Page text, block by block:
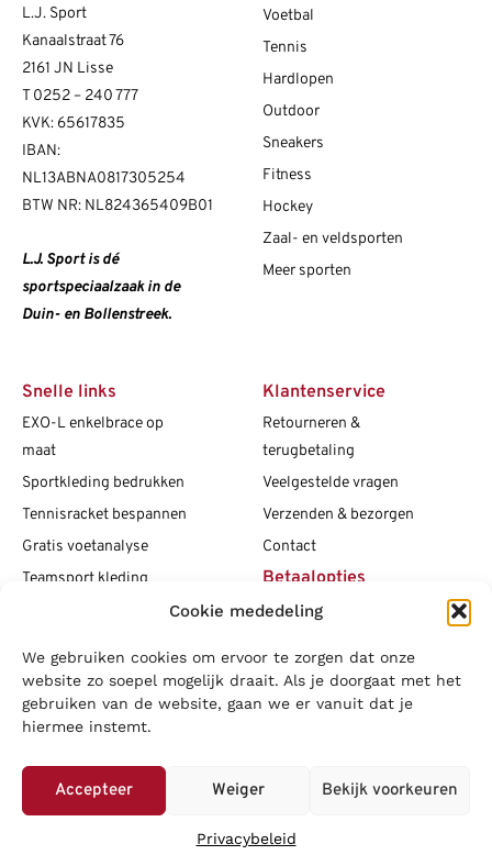
Cookie mededeling
We gebruiken cookies om ervoor te zorgen dat onze
website zo soepel mogelijk draait. Als je doorgaat met het
gebruiken van de website, gaan we er vanuit dat je
hiermee instemt.
Accepteer Weiger Bekijk voorkeuren
Privacybeleid
L.J. Sport
Kanaalstraat 76
2161 JN Lisse
T 0252 – 240 777
KVK: 65617835
IBAN:
NL13ABNA0817305254
BTW NR: NL824365409B01
L.J. Sport is dé
sportspeciaalzaak in de
Duin- en Bollenstreek.
Voetbal
Tennis
Hardlopen
Outdoor
Sneakers
Fitness
Hockey
Zaal- en veldsporten
Meer sporten
Snelle links
EXO-L enkelbrace op
maat
Sportkleding bedrukken
Tennisracket bespannen
Gratis voetanalyse
Teamsport kleding
Vacatures
Blogs
Klantenservice
Retourneren &
terugbetaling
Veelgestelde vragen
Verzenden & bezorgen
Contact
Betaalopties
Social media
LOWA|Adidas| Mizuno
Superfeet